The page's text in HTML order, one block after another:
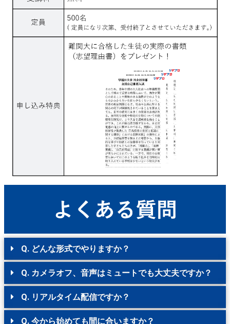
Q. どんな形式でやりますか？
Q. カメラオフ、音声はミュートでも大丈夫ですか？
Q. リアルタイム配信ですか？
Q. 今から始めても間に合いますか？